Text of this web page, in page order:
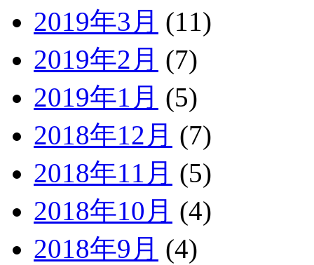
2019年3月 (11)
2019年2月 (7)
2019年1月 (5)
2018年12月 (7)
2018年11月 (5)
2018年10月 (4)
2018年9月 (4)